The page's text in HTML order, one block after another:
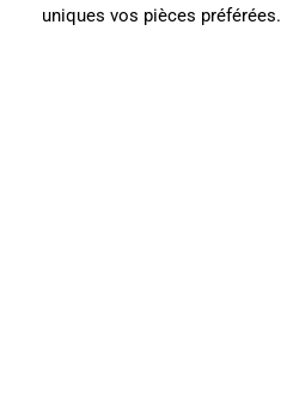
uniques vos pièces préférées.